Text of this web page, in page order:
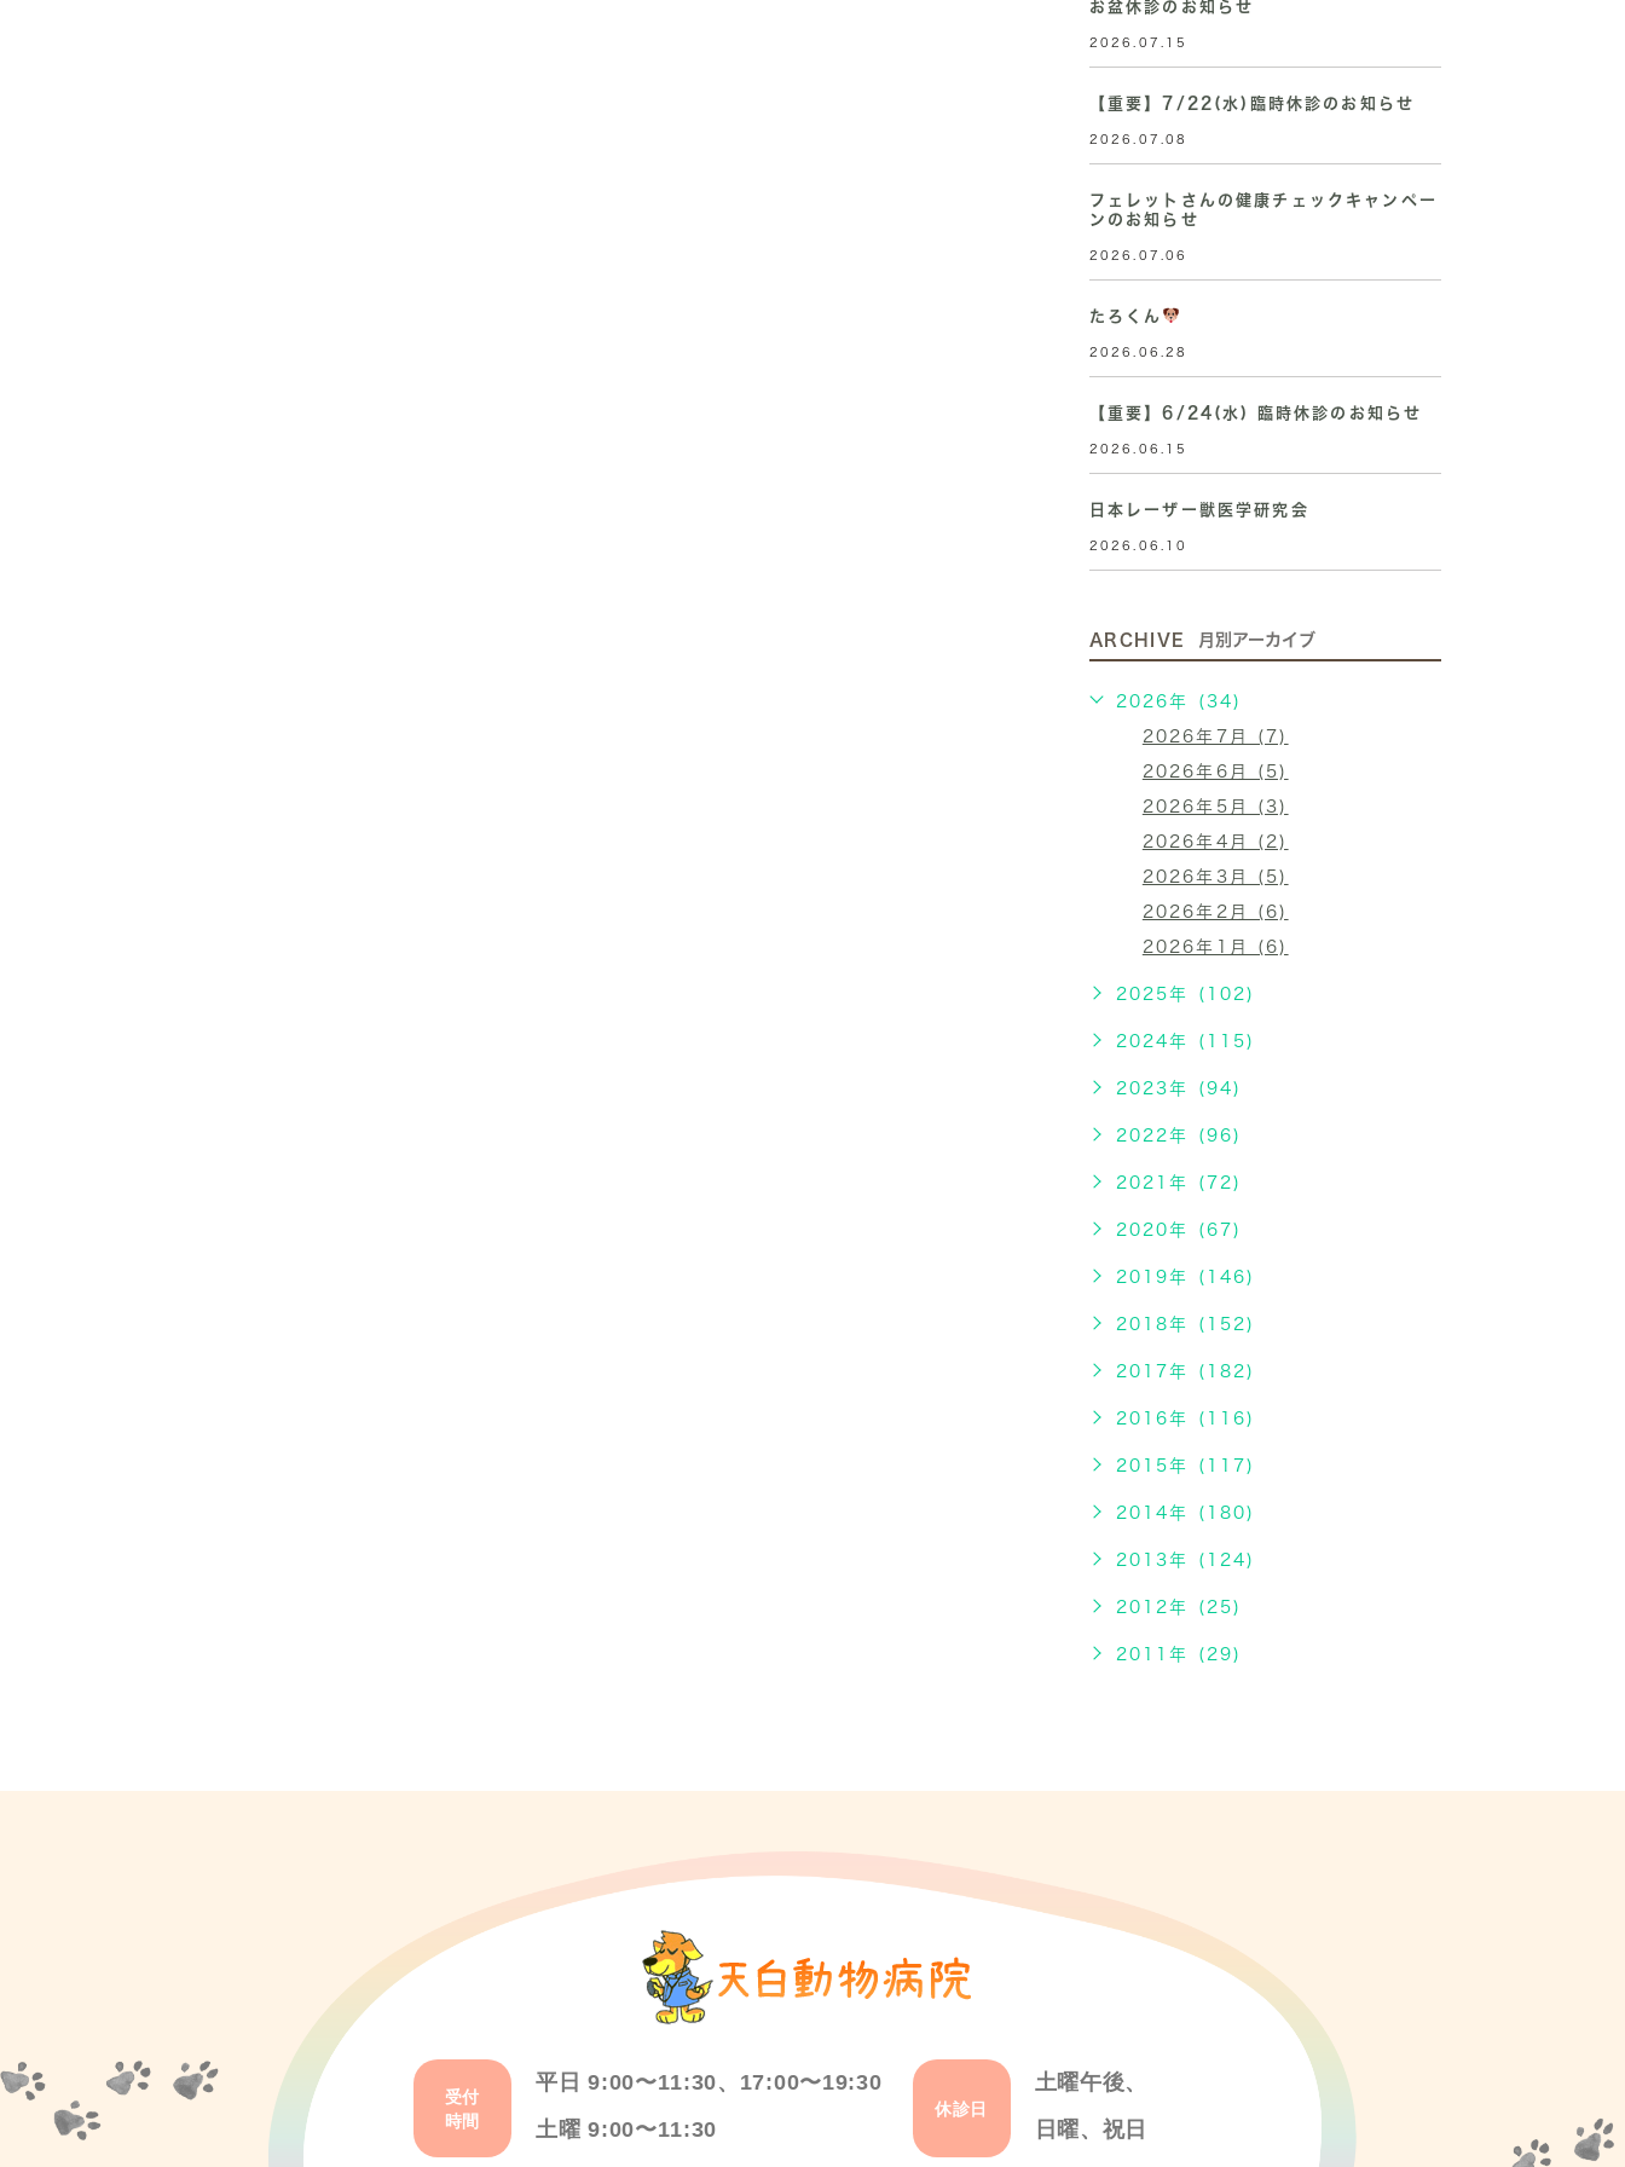
お盆休診のお知らせ
2026.07.15
【重要】7/22(水)臨時休診のお知らせ
2026.07.08
フェレットさんの健康チェックキャンペー
ンのお知らせ
2026.07.06
たろくん
2026.06.28
【重要】6/24(水) 臨時休診のお知らせ
2026.06.15
日本レーザー獣医学研究会
2026.06.10
ARCHIVE 月別アーカイブ
2026年 (34)
2026年7月 (7)
2026年6月 (5)
2026年5月 (3)
2026年4月 (2)
2026年3月 (5)
2026年2月 (6)
2026年1月 (6)
2025年 (102)
2024年 (115)
2023年 (94)
2022年 (96)
2021年 (72)
2020年 (67)
2019年 (146)
2018年 (152)
2017年 (182)
2016年 (116)
2015年 (117)
2014年 (180)
2013年 (124)
2012年 (25)
2011年 (29)
受付
時間
平日 9:00〜11:30、17:00〜19:30
土曜 9:00〜11:30
休診日
土曜午後、
日曜、祝日